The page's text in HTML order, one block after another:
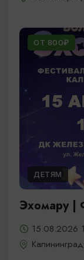
ОТ 800₽
ДЕТЯМ
Эхомару |
15.08.2026